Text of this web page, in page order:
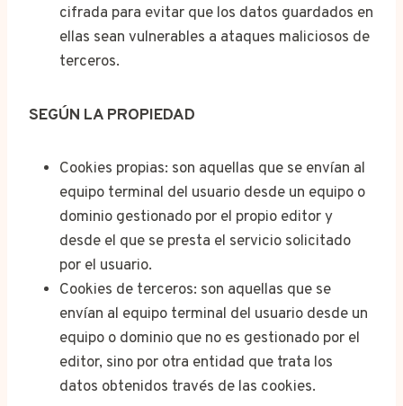
cifrada para evitar que los datos guardados en
ellas sean vulnerables a ataques maliciosos de
terceros.
SEGÚN LA PROPIEDAD
Cookies propias: son aquellas que se envían al
equipo terminal del usuario desde un equipo o
dominio gestionado por el propio editor y
desde el que se presta el servicio solicitado
por el usuario.
Cookies de terceros: son aquellas que se
envían al equipo terminal del usuario desde un
equipo o dominio que no es gestionado por el
editor, sino por otra entidad que trata los
datos obtenidos través de las cookies.